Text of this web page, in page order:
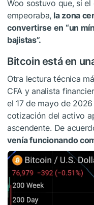
Woo sostuvo que, si
empeoraba, la zona
convertirse en “un
bajistas”.
Bitcoin está en
Otra lectura técnica
CFA y analista
el 17 de mayo de
cotización del activo
ascendente. De
venía funcionando